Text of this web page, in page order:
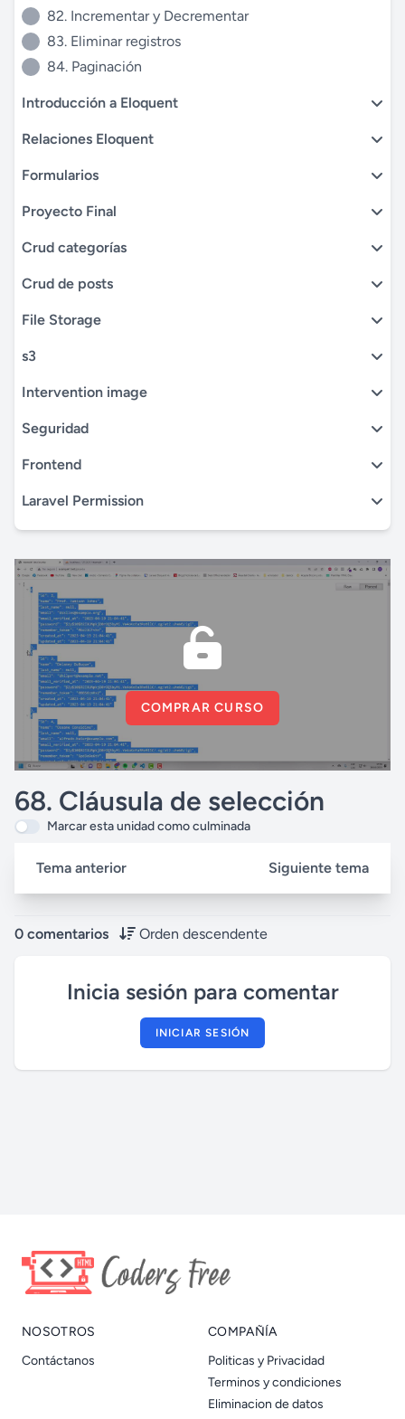
COMPRAR CURSO
68. Cláusula de selección
Marcar esta unidad como culminada
Tema anterior Siguiente tema
0 comentarios Orden descendente
Inicia sesión para comentar
INICIAR SESIÓN
82. Incrementar y Decrementar
83. Eliminar registros
84. Paginación
Introducción a Eloquent
Relaciones Eloquent
Formularios
Proyecto Final
Crud categorías
Crud de posts
File Storage
s3
Intervention image
Seguridad
Frontend
Laravel Permission
NOSOTROS
Contáctanos
COMPAÑÍA
Politicas y Privacidad
Terminos y condiciones
Eliminacion de datos